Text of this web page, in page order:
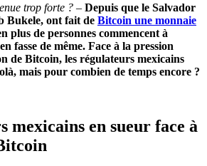
trop forte ? – Depuis que le Salvador
Bukele, ont fait de Bitcoin une monnaie
plus de personnes commencent à
fasse de même. Face à la pression
de Bitcoin, les régulateurs mexicains
mais pour combien de temps encore ?
mexicains en sueur face à